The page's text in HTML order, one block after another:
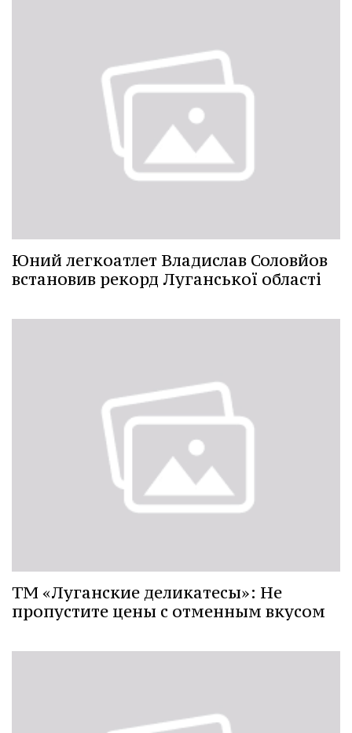
Юний легкоатлет Владислав Соловйов
встановив рекорд Луганської області
ТМ «Луганские деликатесы»: Не
пропустите цены с отменным вкусом